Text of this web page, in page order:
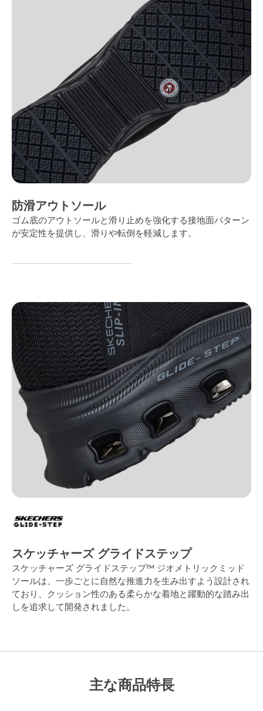
防滑アウトソール
ゴム底のアウトソールと滑り止めを強化する接地面パターン
が安定性を提供し、滑りや転倒を軽減します。
スケッチャーズ グライドステップ
スケッチャーズ グライドステップ™ ジオメトリックミッド
ソールは、一歩ごとに自然な推進力を生み出すよう設計され
ており、クッション性のある柔らかな着地と躍動的な踏み出
しを追求して開発されました。
主な商品特長